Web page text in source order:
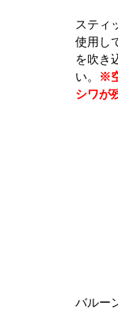
スティ
使用し
を吹き
い。 ※
シワが
バルー